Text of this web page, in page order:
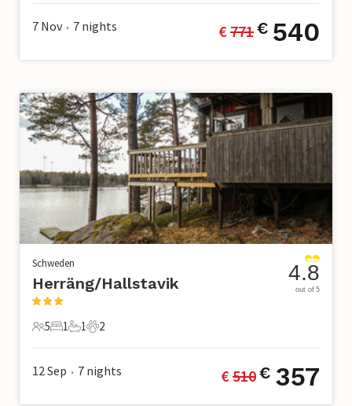
7 Nov • 7 nights € 771€ 540
Schweden
Herräng/Hallstavik
5 Gäste
5
1 Schlafzimmer
1
1 Badezimmer
1
2 Haustiere
2
4.8
out of 5
12 Sep • 7 nights € 510€ 357